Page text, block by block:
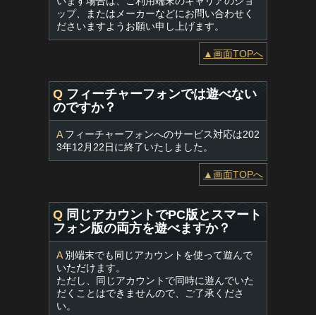
ップ、またはメーカーなどにお問い合わせく
ださいますようお願い申し上げます。
▲画面TOPへ
Q フィーチャーフォンでは遊べない
のですか？
Aフィーチャーフォンへのサービス対応は202
3年12月22日に終了いたしました。
▲画面TOPへ
Q 同じアカウントでPC版とスマート
フォン版の両方を遊べますか？
A別端末でも同じアカウントを使って遊んで
いただけます。
ただし、同じアカウントで同時に遊んでいた
だくことはできませんので、ご了承くださ
い。